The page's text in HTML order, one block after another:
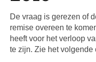
De vraag is gerezen of
remise overeen te
heeft voor het verloop
te zijn. Zie het volgende